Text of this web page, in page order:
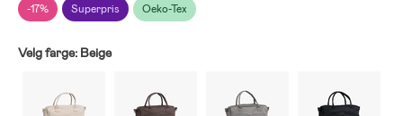
-17% Superpris Oeko-Tex
Velg farge: Beige